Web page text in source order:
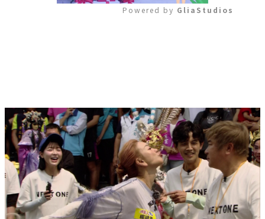
Powered by GliaStudios